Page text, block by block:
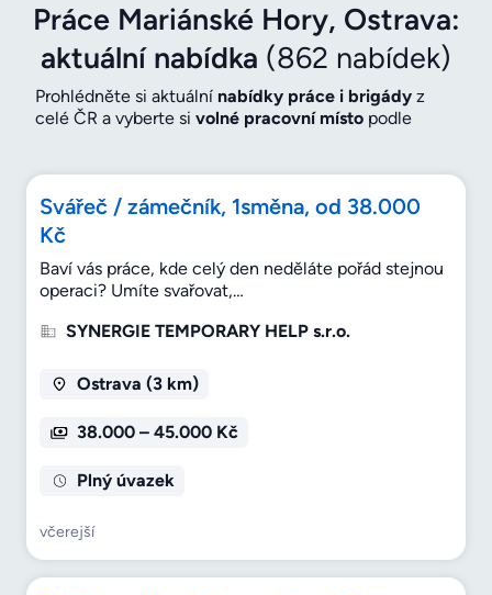
Práce Mariánské Hory, Ostrava:
aktuální nabídka (862 nabídek)
Prohlédněte si aktuální nabídky práce i brigády z
celé ČR a vyberte si volné pracovní místo podle
větší jistotou, že jste na správném místě. Před
nástupem si navíc snadno ověříte
kontakty i adresu a podle mapy si naplánujete cestu
na pohovor. Porovnejte také nabízenoumzdus
obdobnými pozicemi a vyberte si zaměstnavatele,
Svářeč / zámečník, 1směna, od 38.000
Kč
Baví vás práce, kde celý den neděláte pořád stejnou
operaci? Umíte svařovat,…
SYNERGIE TEMPORARY HELP s.r.o.
Ostrava (3 km)
38.000 – 45.000 Kč
Plný úvazek
včerejší